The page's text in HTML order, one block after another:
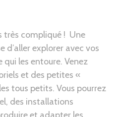
très compliqué ! Une
d’aller explorer avec vos
les entoure. Venez
et des petites «
tous petits. Vous pourrez
des installations
et adapter les